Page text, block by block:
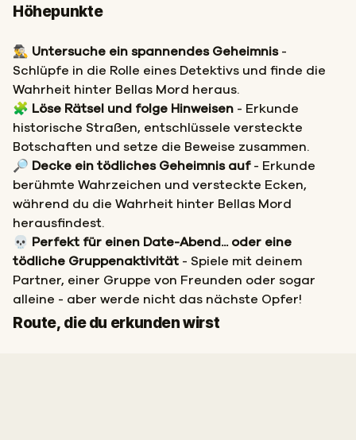
Höhepunkte
🕵️‍♂️ Untersuche ein spannendes Geheimnis-
Schlüpfe in die Rolle eines Detektivs und finde die
Wahrheit hinter Bellas Mord heraus.
🧩 Löse Rätsel und folge Hinweisen - Erkunde
historische Straßen, entschlüssele versteckte
Botschaften und setze die Beweise zusammen.
🔎 Decke ein tödliches Geheimnis auf- Erkunde
berühmte Wahrzeichen und versteckte Ecken,
während du die Wahrheit hinter Bellas Mord
herausfindest.
💀
Perfekt für einen Date-Abend... oder eine
tödliche Gruppenaktivität - Spiele mit deinem
Partner, einer Gruppe von Freunden oder sogar
alleine - aber werde nicht das nächste Opfer!
Route, die du erkunden wirst
Start
Ziel